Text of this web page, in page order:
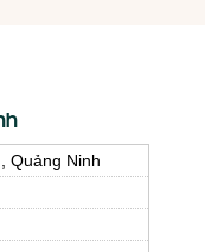
Quảng Ninh